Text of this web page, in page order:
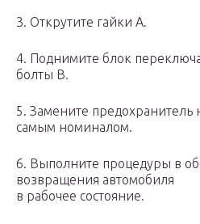
3. Открутите гайки А.
4. Поднимите блок
болты В.
5. Замените предохранитель
самым номиналом.
6. Выполните процедуры в
возвращения автомобиля
в рабочее состояние.